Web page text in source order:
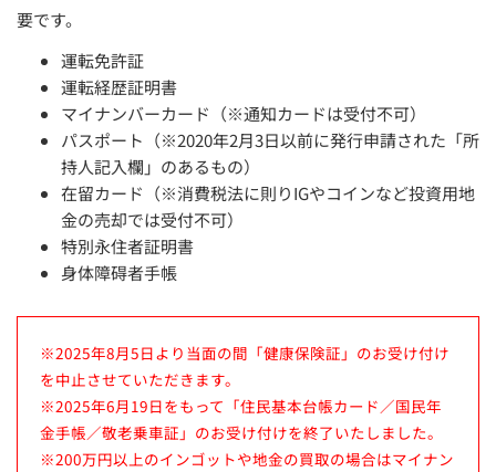
要です。
運転免許証
運転経歴証明書
マイナンバーカード（※通知カードは受付不可）
パスポート（※2020年2月3日以前に発行申請された「所
持人記入欄」のあるもの）
在留カード（※消費税法に則りIGやコインなど投資用地
金の売却では受付不可）
特別永住者証明書
身体障碍者手帳
※2025年8月5日より当面の間「健康保険証」のお受け付け
を中止させていただきます。
※2025年6月19日をもって「住民基本台帳カード／国民年
金手帳／敬老乗車証」のお受け付けを終了いたしました。
※200万円以上のインゴットや地金の買取の場合はマイナン